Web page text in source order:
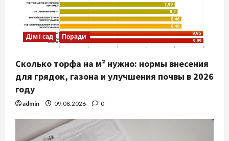
Дім і сад Поради
Сколько торфа на м² нужно: нормы внесения
для грядок, газона и улучшения почвы в 2026
году
admin 09.08.2026 0